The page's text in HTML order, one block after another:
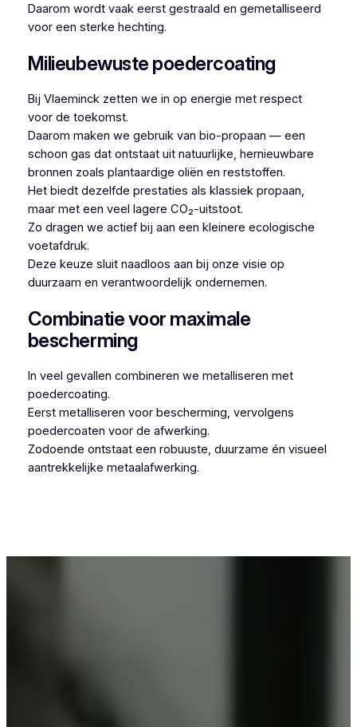
Daarom wordt vaak eerst gestraald en gemetalliseerd
voor een sterke hechting.
Milieubewuste poedercoating
Bij Vlaeminck zetten we in op energie met respect
voor de toekomst.
Daarom maken we gebruik van bio-propaan — een
schoon gas dat ontstaat uit natuurlijke, hernieuwbare
bronnen zoals plantaardige oliën en reststoffen.
Het biedt dezelfde prestaties als klassiek propaan,
maar met een veel lagere CO₂-uitstoot.
Zo dragen we actief bij aan een kleinere ecologische
voetafdruk.
Deze keuze sluit naadloos aan bij onze visie op
duurzaam en verantwoordelijk ondernemen.
Combinatie voor maximale
bescherming
In veel gevallen combineren we metalliseren met
poedercoating.
Eerst metalliseren voor bescherming, vervolgens
poedercoaten voor de afwerking.
Zodoende ontstaat een robuuste, duurzame én visueel
aantrekkelijke metaalafwerking.